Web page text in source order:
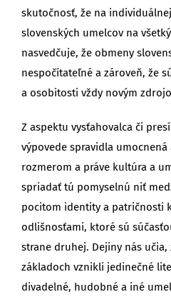
skutočnosť, že na
slovenských umelcov na
nasvedčuje, že obmeny
nespočítateľné a zároveň, že
a osobitosti vždy novým
Z aspektu vysťahovalca či
výpovede spravidla
rozmerom a práve kultúra a
spriadať tú pomyselnú niť
pocitom identity a patričnosti
odlišnosťami, ktoré sú
strane druhej. Dejiny nás učia,
základoch vznikli jedinečné
divadelné, hudobné a iné